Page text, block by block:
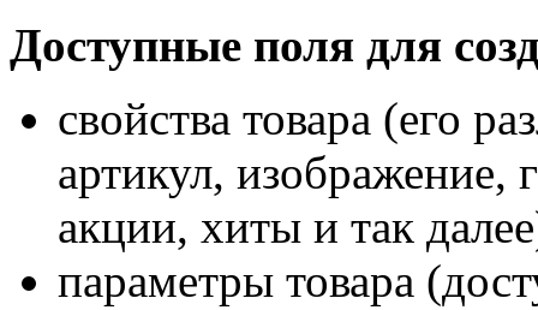
Доступные поля для
свойства товара (его
артикул, изображение,
акции, хиты и так
параметры товара